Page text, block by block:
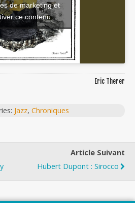
de marketing et
ce contenu
Eric Therer
Jazz, Chroniques
Article Suivant
Hubert Dupont : Sirocco